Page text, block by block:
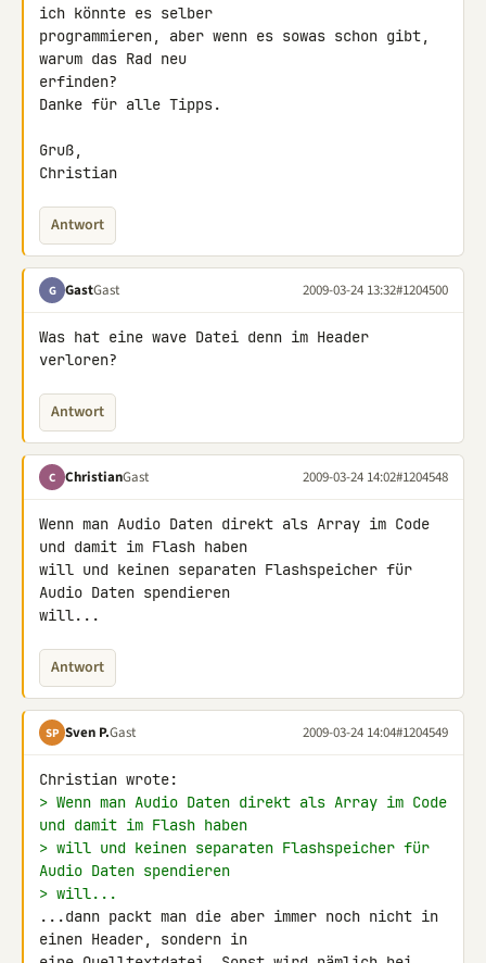
ich könnte es selber
programmieren, aber wenn es sowas schon gibt,
warum das Rad neu
erfinden?
Danke für alle Tipps.
Gruß,
Christian
Antwort
G GastGast 2009-03-24 13:32#1204500
Was hat eine wave Datei denn im Header
verloren?
Antwort
C ChristianGast 2009-03-24 14:02#1204548
Wenn man Audio Daten direkt als Array im Code
und damit im Flash haben
will und keinen separaten Flashspeicher für
Audio Daten spendieren
will...
Antwort
SP Sven P.Gast 2009-03-24 14:04#1204549
> Wenn man Audio Daten direkt als Array im Code
und damit im Flash haben
> will und keinen separaten Flashspeicher für
Audio Daten spendieren
> will...
...dann packt man die aber immer noch nicht in
einen Header, sondern in